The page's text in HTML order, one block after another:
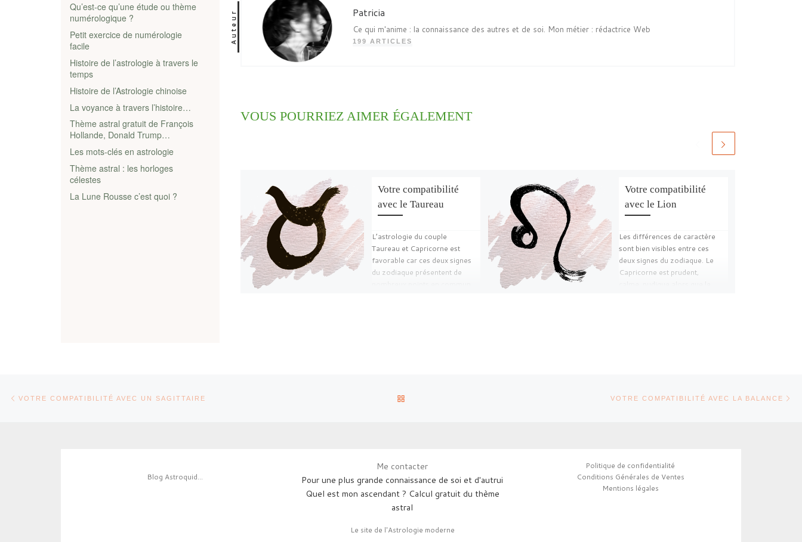
Auteur Patricia
Ce qui m'anime : la connaissance des autres et de soi. Mon métier : rédactrice Web
199 ARTICLES
VOUS POURRIEZ AIMER ÉGALEMENT
Votre compatibilité
avec le Taureau
L’astrologie du couple
Taureau et Capricorne est
favorable car ces deux signes
du zodiaque présentent de
Votre compatibilité
avec le Lion
Les différences de caractère
sont bien visibles entre ces
deux signes du zodiaque. Le
Capricorne est prudent,
Qu’est-ce qu’une étude ou thème
numérologique ?
Petit exercice de numérologie
facile
Histoire de l’astrologie à travers le
temps
Histoire de l’Astrologie chinoise
La voyance à travers l’histoire…
Thème astral gratuit de François
Hollande, Donald Trump…
Les mots-clés en astrologie
Thème astral : les horloges
célestes
La Lune Rousse c’est quoi ?
Parcourir les articles
VOTRE COMPATIBILITÉ AVEC UN SAGITTAIRE VOTRE COMPATIBILITÉ AVEC LA BALANCE
Blog Astroquid...
Me contacter
Pour une plus grande connaissance de soi et d'autrui
Quel est mon ascendant ? Calcul gratuit du thème
astral
Le site de l'Astrologie moderne
Politique de confidentialité
Conditions Générales de Ventes
Mentions légales